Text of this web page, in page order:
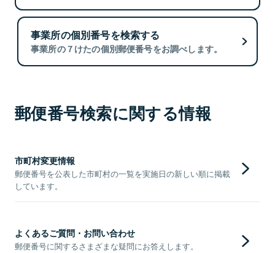
事業所の個別番号を検索する
事業所の７けたの個別郵便番号をお調べします。
郵便番号検索に関する情報
市町村変更情報
郵便番号を公表した市町村の一覧を実施日の新しい順に掲載
しています。
よくあるご質問・お問い合わせ
郵便番号に関するさまざまな疑問にお答えします。